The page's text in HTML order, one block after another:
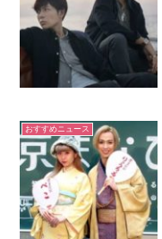
おすすめニュース